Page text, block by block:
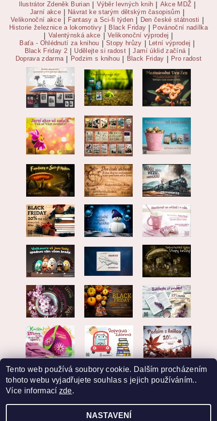
Ilustrátor Zdeněk Burian Výběr levných knih Akce MDŽ
Jarní akce Návrat ke starým dětským časopisům
Velikonoční akce Fantasy a Sci-fi týden Den české státnosti
Historie železnice a lokomotivy Black Friday Povánoční nadílka
Valentýnská akce Velikonoční výprodej
Baťa - Ohlédnutí za knihou Stopy hrůzy Letní výprodej
Black Friday 2 Udělejte si radost Jarní úklid začíná
Doprava zdarma Podzim s knihou Black Friday Pro radost
Tento web používá soubory cookie. Dalším procházením
tohoto webu vyjadřujete souhlas s jejich používáním..
Více informací zde.
NASTAVENÍ